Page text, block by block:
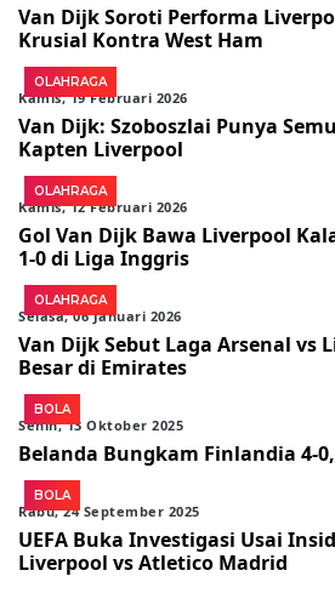
Van Dijk Soroti Performa
Krusial Kontra West Ham
OLAHRAGA
Kamis, 19 Februari 2026
Van Dijk: Szoboszlai Punya
Kapten Liverpool
OLAHRAGA
Kamis, 12 Februari 2026
Gol Van Dijk Bawa Liverpool
1-0 di Liga Inggris
OLAHRAGA
Selasa, 06 Januari 2026
Van Dijk Sebut Laga Arsenal vs
Besar di Emirates
BOLA
Senin, 13 Oktober 2025
Belanda Bungkam Finlandia 4-
BOLA
Rabu, 24 September 2025
UEFA Buka Investigasi Usai
Liverpool vs Atletico Madrid